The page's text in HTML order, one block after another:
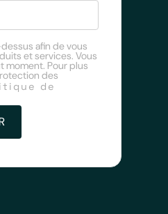
afin de vous
et services. Vous
moment. Pour plus
des
de